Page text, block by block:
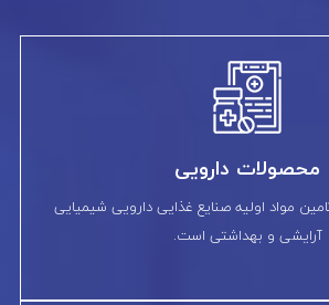
محصولات دارویی
مواد اولیه صنایع غذایی دارویی شیمیایی
آرایشی و بهداشتی است.